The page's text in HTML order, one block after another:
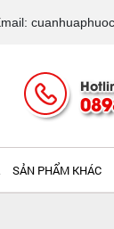
SẢN PHẨM KHÁC